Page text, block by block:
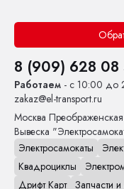
8 (909) 628 08
Работаем - с 10:00 до
zakaz@el-transport.ru
Москва
Вывеска
Электросамокаты
Квадроциклы
Дрифт Карт Запчасти